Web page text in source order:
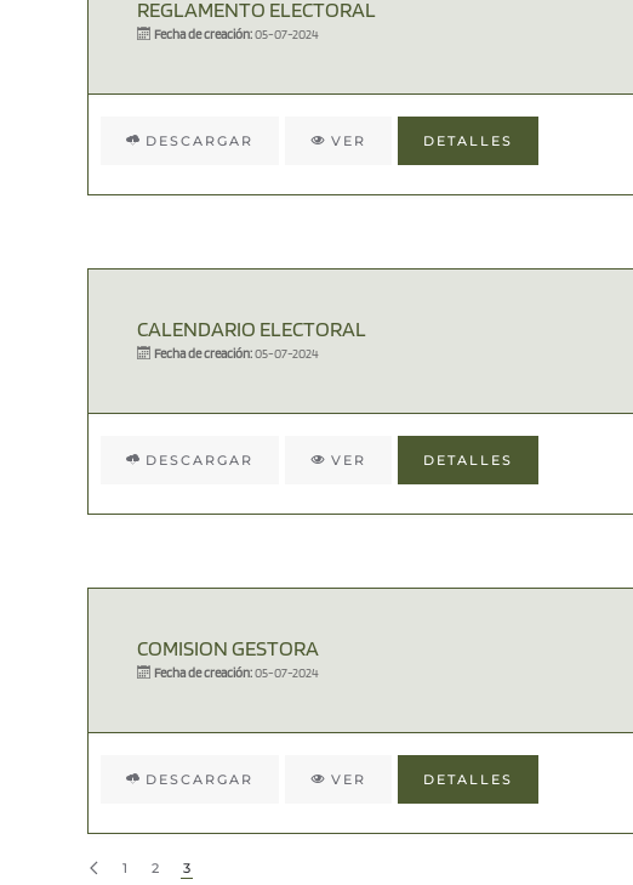
REGLAMENTO ELECTORAL
Fecha de creación:05-07-2024
DESCARGAR VER DETALLES
CALENDARIO ELECTORAL
Fecha de creación:05-07-2024
DESCARGAR VER DETALLES
COMISION GESTORA
Fecha de creación:05-07-2024
DESCARGAR VER DETALLES
1 2 3